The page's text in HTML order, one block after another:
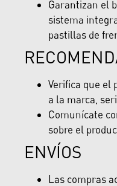
Garantizan el
sistema
pastillas de
Verifica que el
a la marca,
Comunícate
sobre el
ENVÍOS
Las compras